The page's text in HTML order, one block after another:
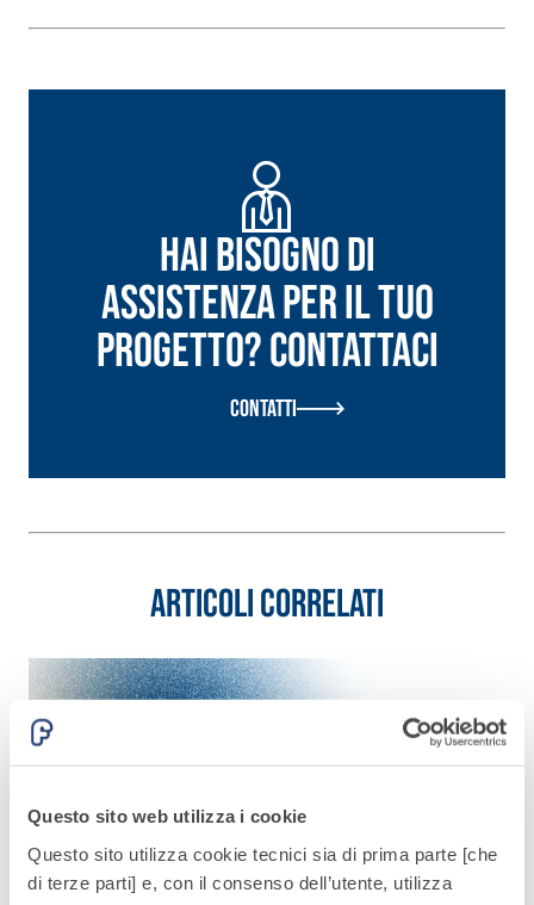
Questo sito web utilizza i cookie
Questo sito utilizza cookie tecnici sia di prima parte [che
di terze parti] e, con il consenso dell’utente, utilizza
Hai bisogno di
assistenza per il tuo
progetto? Contattaci
Contatti
Articoli correlati
GEOACTIVE R4 40
Malta rapida
contenente speciali
leganti
solfatoresistenti,
fibrorinforzata, per
riparazione,
protezione di
strutture in
calcestruzzo
FASSAFLOOR L
A 8.30
Lisciatura
autolivellante
a base di
anidrite e
alta
termica per
realizzazione
radianti a
basso
interni.
ISOLAMENTO
TERMICO
FASSATHERM
®
A 96 RESPHIRA
alleggerito, fibrato,
con calce idraulica
naturale NHL 3,5 e
speciali inerti